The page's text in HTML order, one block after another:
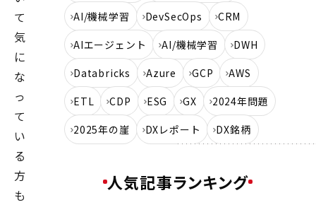
て
気
に
な
っ
て
い
る
方
も
AI/機械学習
DevSecOps
CRM
AIエージェント
AI/機械学習
DWH
Databricks
Azure GCP
AWS
ETL
CDP ESG GX
2024年問題
2025年の崖
DXレポート DX銘柄
人気記事ランキング